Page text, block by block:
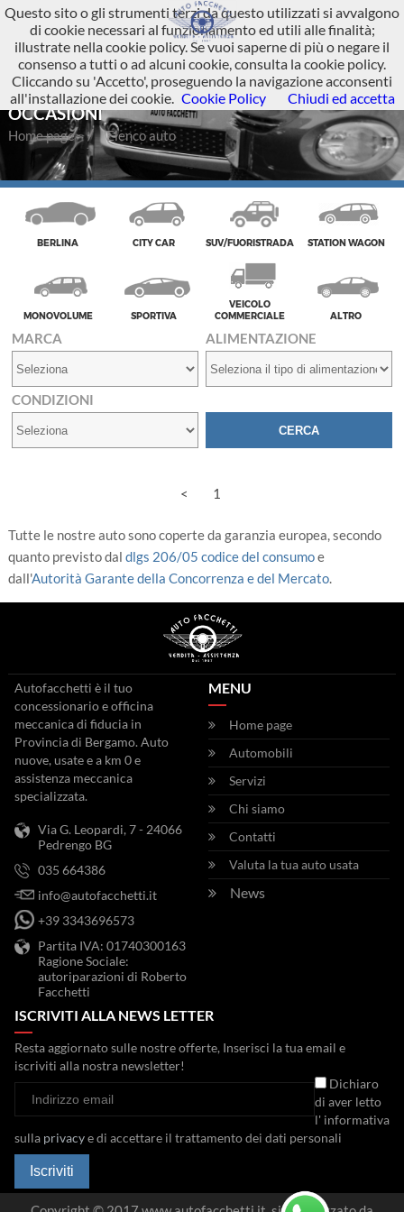
AUTO USATE, NUOVE E A KM 0 - LE MIGLIORI
OCCASIONI
Home page Elenco auto
BERLINA CITY CAR SUV/FUORISTRADA STATION WAGON
MONOVOLUME SPORTIVA
VEICOLO
COMMERCIALE
ALTRO
MARCA ALIMENTAZIONE
CONDIZIONI
< 1
Tutte le nostre auto sono coperte da garanzia europea, secondo
quanto previsto dal dlgs 206/05 codice del consumoe
dall'Autorità Garante della Concorrenza e del Mercato.
Autofacchetti è il tuo
concessionario e officina
meccanica di fiducia in
Provincia di Bergamo. Auto
nuove, usate e a km 0 e
assistenza meccanica
specializzata.
Via G. Leopardi, 7 - 24066
Pedrengo BG
035 664386
info@autofacchetti.it
+39 3343696573
Partita IVA: 01740300163
Ragione Sociale:
autoriparazioni di Roberto
Facchetti
MENU
Home page
Automobili
Servizi
Chi siamo
Contatti
Valuta la tua auto usata
News
ISCRIVITI ALLA NEWS LETTER
Resta aggiornato sulle nostre offerte, Inserisci la tua email e
iscriviti alla nostra newsletter!
Dichiaro
di aver letto
l' informativa
sulla privacye di accettare il trattamento dei dati personali
Iscriviti
Questo sito o gli strumenti terzi da questo utilizzati si avvalgono
di cookie necessari al funzionamento ed utili alle finalità;
illustrate nella cookie policy. Se vuoi saperne di più o negare il
consenso a tutti o ad alcuni cookie, consulta la cookie policy.
Cliccando su 'Accetto', proseguendo la navigazione acconsenti
all'installazione dei cookie. Cookie Policy Chiudi ed accetta